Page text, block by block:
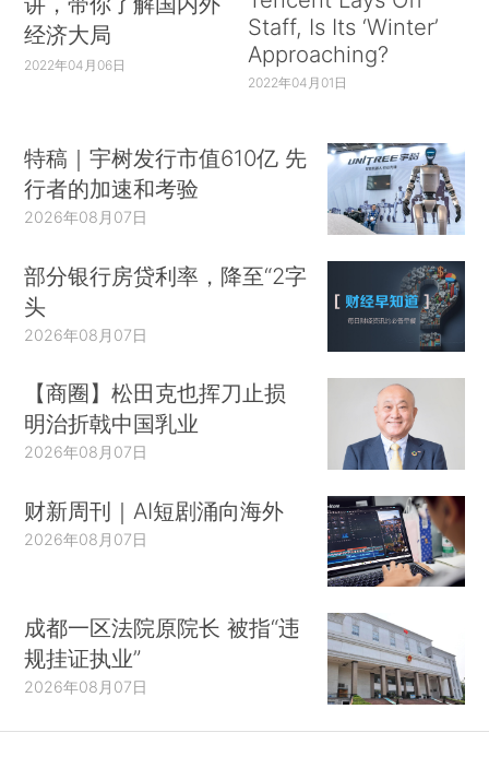
经济大局
2022年04月06日
Staff, Is Its ‘Winter’
Approaching?
2022年04月01日
特稿｜宇树发行市值610亿 先
行者的加速和考验
2026年08月07日
部分银行房贷利率，降至“2字
头
2026年08月07日
【商圈】松田克也挥刀止损
明治折戟中国乳业
2026年08月07日
财新周刊｜AI短剧涌向海外
2026年08月07日
成都一区法院原院长 被指“违
规挂证执业”
2026年08月07日